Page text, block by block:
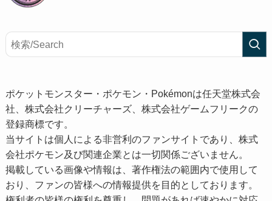
ポケットモンスター・ポケモン・Pokémonは任天堂株式会
社、株式会社クリーチャーズ、株式会社ゲームフリークの
登録商標です。
当サイトは個人による非営利のファンサイトであり、株式
会社ポケモン及び関連企業とは一切関係ございません。
掲載している画像や情報は、著作権法の範囲内で使用して
おり、ファンの皆様への情報提供を目的としております。